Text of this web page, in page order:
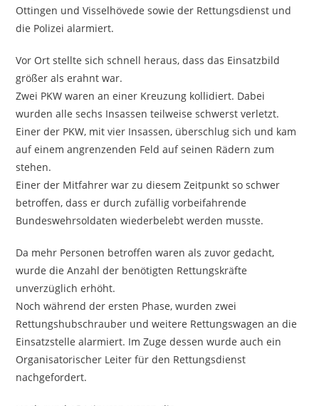
Ottingen und Visselhövede sowie der Rettungsdienst und
die Polizei alarmiert.
Vor Ort stellte sich schnell heraus, dass das Einsatzbild
größer als erahnt war.
Zwei PKW waren an einer Kreuzung kollidiert. Dabei
wurden alle sechs Insassen teilweise schwerst verletzt.
Einer der PKW, mit vier Insassen, überschlug sich und kam
auf einem angrenzenden Feld auf seinen Rädern zum
stehen.
Einer der Mitfahrer war zu diesem Zeitpunkt so schwer
betroffen, dass er durch zufällig vorbeifahrende
Bundeswehrsoldaten wiederbelebt werden musste.
Da mehr Personen betroffen waren als zuvor gedacht,
wurde die Anzahl der benötigten Rettungskräfte
unverzüglich erhöht.
Noch während der ersten Phase, wurden zwei
Rettungshubschrauber und weitere Rettungswagen an die
Einsatzstelle alarmiert. Im Zuge dessen wurde auch ein
Organisatorischer Leiter für den Rettungsdienst
nachgefordert.